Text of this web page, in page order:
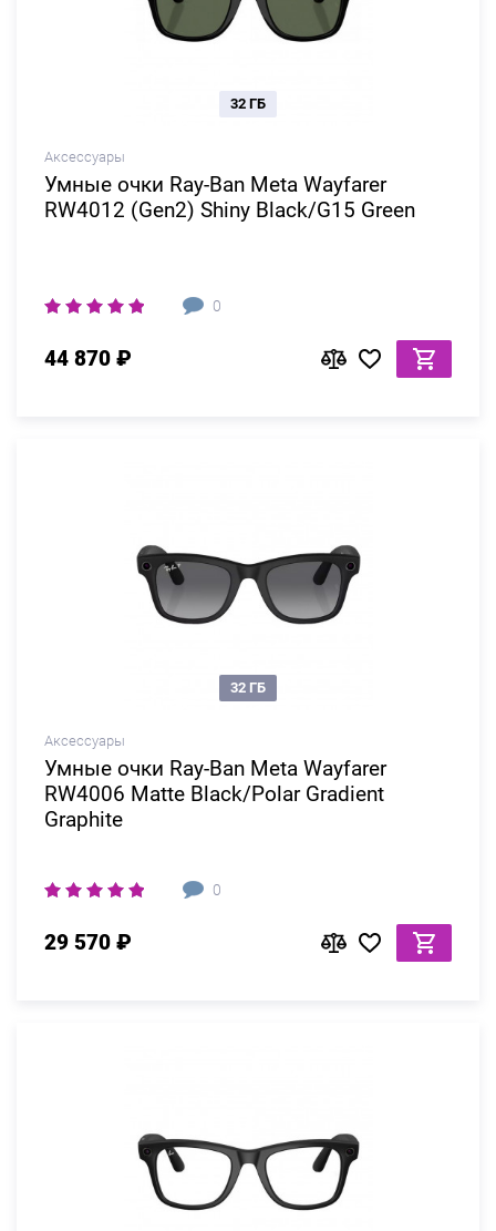
Аксессуары
Умные очки Ray-Ban Meta Wayfarer
RW4012 (Gen2) Shiny Black/G15 Green
0
32 ГБ
44 870 ₽
Аксессуары
Умные очки Ray-Ban Meta Wayfarer
RW4006 Matte Black/Polar Gradient
Graphite
0
32 ГБ
29 570 ₽